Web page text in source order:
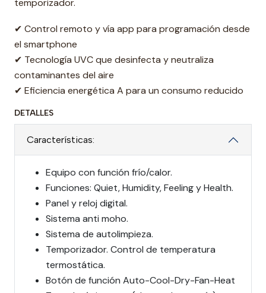
temporizador.
✔ Control remoto y vía app para programación desde
el smartphone
✔ Tecnología UVC que desinfecta y neutraliza
contaminantes del aire
✔ Eficiencia energética A para un consumo reducido
DETALLES
Características:
Equipo con función frío/calor.
Funciones: Quiet, Humidity, Feeling y Health.
Panel y reloj digital.
Sistema anti moho.
Sistema de autolimpieza.
Temporizador. Control de temperatura
termostática.
Botón de función Auto-Cool-Dry-Fan-Heat